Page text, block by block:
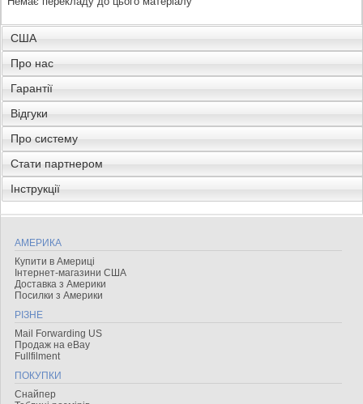
США
Про нас
Гарантії
Відгуки
Про систему
Стати партнером
Інструкції
АМЕРИКА
Купити в Америці
Інтернет-магазини США
Доставка з Америки
Посилки з Америки
РІЗНЕ
Mail Forwarding US
Продаж на eBay
Fullfilment
ПОКУПКИ
Снайпер